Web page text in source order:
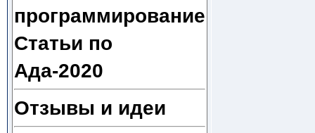
программирование
Статьи по
Ада-2020
Отзывы и идеи